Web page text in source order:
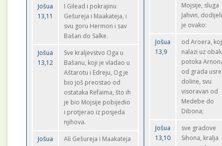
Jošua
13,11
I Gilead i pokrajinu
Gešureja i Maakateja, i
svu goru Hermon i sav
Bašan do Salke.
Jošua
13,12
Sve kraljevstvo Oga u
Bašanu, koji je vladao u
Aštarotu i Edreju, Og je
bio još preostao od
ostataka Refaima, što ih
je bio Mojsije pobijedio
i protjerao iz posjeda
njihova.
Jošua
Ali Gešureja i Maakateja
Mojsije, sluga
Jahvin,
je ovako:
Jošua
13,9
od Aroera,
nalazi uz
potoka
od grada
doline, svu
visoravan od
Medebe do
Dibona;
Jošua
13,10
sve gradove
Sihona, kralja